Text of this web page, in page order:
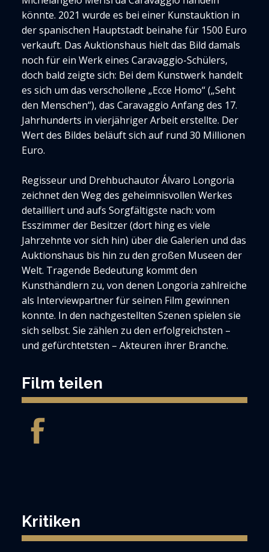
könnte. 2021 wurde es bei einer Kunstauktion in
der spanischen Hauptstadt beinahe für 1500 Euro
verkauft. Das Auktionshaus hielt das Bild damals
noch für ein Werk eines Caravaggio-Schülers,
doch bald zeigte sich: Bei dem Kunstwerk handelt
es sich um das verschollene „Ecce Homo“ („Seht
den Menschen“), das Caravaggio Anfang des 17.
Jahrhunderts in vierjähriger Arbeit erstellte. Der
Wert des Bildes beläuft sich auf rund 30 Millionen
Euro.
Regisseur und Drehbuchautor Álvaro Longoria
zeichnet den Weg des geheimnisvollen Werkes
detailliert und aufs Sorgfältigste nach: vom
Esszimmer der Besitzer (dort hing es viele
Jahrzehnte vor sich hin) über die Galerien und das
Auktionshaus bis hin zu den großen Museen der
Welt. Tragende Bedeutung kommt den
Kunsthändlern zu, von denen Longoria zahlreiche
als Interviewpartner für seinen Film gewinnen
konnte. In den nachgestellten Szenen spielen sie
sich selbst. Sie zählen zu den erfolgreichsten –
und gefürchtetsten – Akteuren ihrer Branche.
Film teilen
Kritiken